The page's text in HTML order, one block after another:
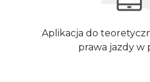
Aplikacja do
prawa jazdy w